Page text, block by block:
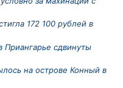
172 100 рублей в
Приангарье сдвинуты
на острове Конный в